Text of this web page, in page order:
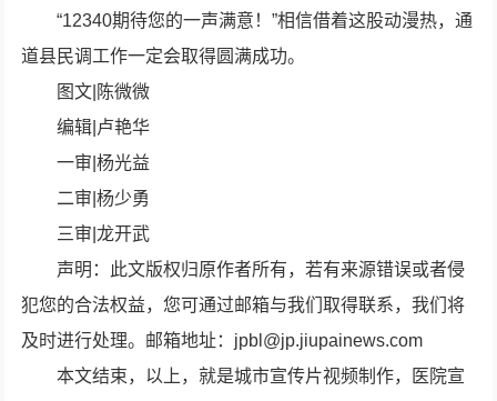
“12340期待您的一声满意！”相信借着这股动漫热，通
道县民调工作一定会取得圆满成功。
图文|陈微微
编辑|卢艳华
一审|杨光益
二审|杨少勇
三审|龙开武
声明：此文版权归原作者所有，若有来源错误或者侵
犯您的合法权益，您可通过邮箱与我们取得联系，我们将
及时进行处理。邮箱地址：jpbl@jp.jiupainews.com
本文结束，以上，就是城市宣传片视频制作，医院宣